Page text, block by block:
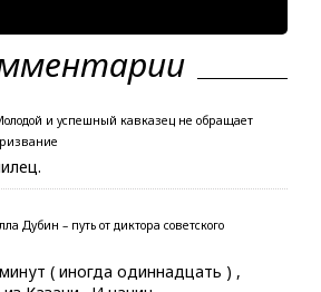
и успешный кавказец не обращает
Дубин – путь от диктора советского
( иногда одиннадцать ) ,